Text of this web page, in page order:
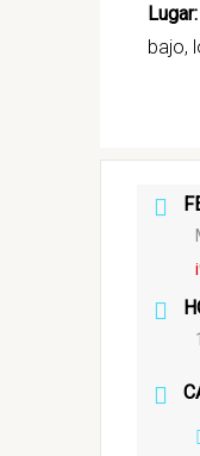
Lugar:
bajo,